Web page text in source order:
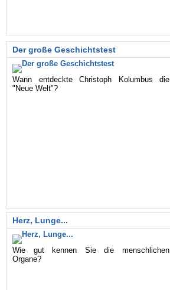
Der große Geschichtstest
Wann entdeckte Christoph Kolumbus die
"Neue Welt"?
Herz, Lunge...
Wie gut kennen Sie die menschlichen
Organe?